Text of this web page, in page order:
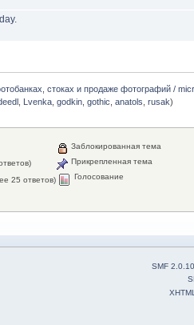
стоках и продаже фотографий /
Lvenka ,godkin ,gothic ,anatols ,rusak)
25 ответов)
Заблокированная тема
Прикрепленная тема
Голосование
SMF